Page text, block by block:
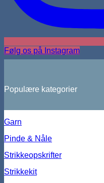
Følg os på Instagram
Populære kategorier
Garn
Pinde & Nåle
Strikkeopskrifter
Strikkekit